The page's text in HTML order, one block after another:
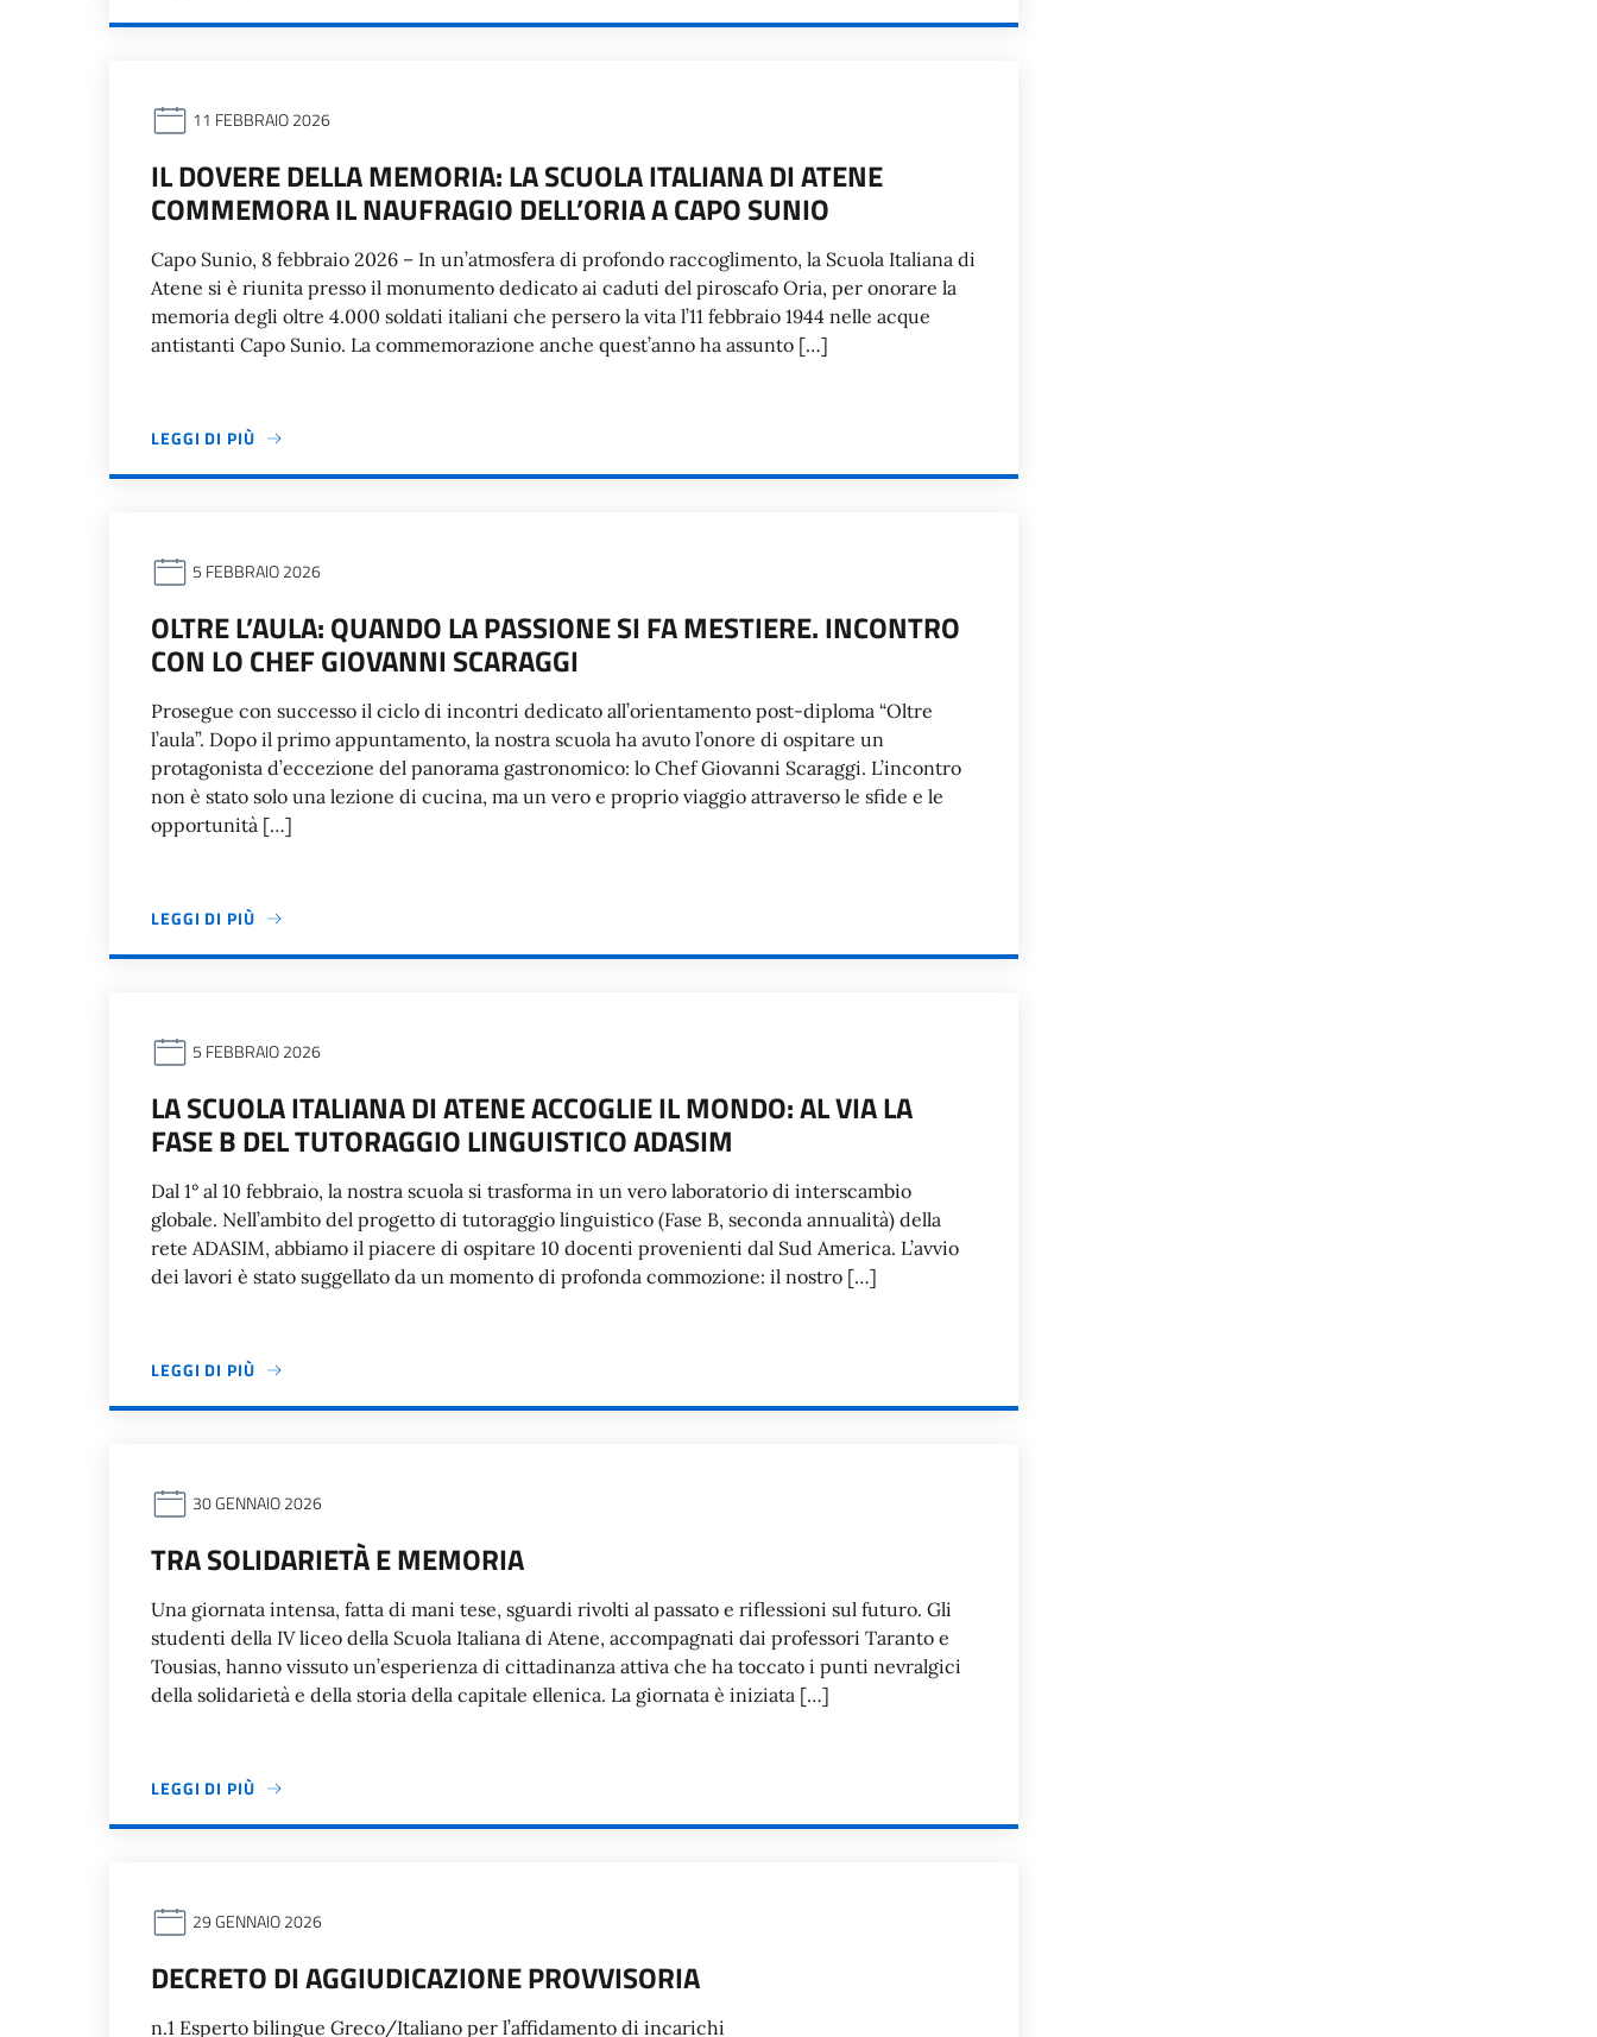
11 FEBBRAIO 2026
IL DOVERE DELLA MEMORIA: LA SCUOLA ITALIANA DI ATENE
COMMEMORA IL NAUFRAGIO DELL’ORIA A CAPO SUNIO
Capo Sunio, 8 febbraio 2026 – In un’atmosfera di profondo raccoglimento, la Scuola Italiana di
Atene si è riunita presso il monumento dedicato ai caduti del piroscafo Oria, per onorare la
memoria degli oltre 4.000 soldati italiani che persero la vita l’11 febbraio 1944 nelle acque
antistanti Capo Sunio. La commemorazione anche quest’anno ha assunto […]
LEGGI DI PIÙ
5 FEBBRAIO 2026
OLTRE L’AULA: QUANDO LA PASSIONE SI FA MESTIERE. INCONTRO
CON LO CHEF GIOVANNI SCARAGGI
Prosegue con successo il ciclo di incontri dedicato all’orientamento post-diploma “Oltre
l’aula”. Dopo il primo appuntamento, la nostra scuola ha avuto l’onore di ospitare un
protagonista d’eccezione del panorama gastronomico: lo Chef Giovanni Scaraggi. L’incontro
non è stato solo una lezione di cucina, ma un vero e proprio viaggio attraverso le sfide e le
opportunità […]
LEGGI DI PIÙ
5 FEBBRAIO 2026
LA SCUOLA ITALIANA DI ATENE ACCOGLIE IL MONDO: AL VIA LA
FASE B DEL TUTORAGGIO LINGUISTICO ADASIM
Dal 1° al 10 febbraio, la nostra scuola si trasforma in un vero laboratorio di interscambio
globale. Nell’ambito del progetto di tutoraggio linguistico (Fase B, seconda annualità) della
rete ADASIM, abbiamo il piacere di ospitare 10 docenti provenienti dal Sud America. L’avvio
dei lavori è stato suggellato da un momento di profonda commozione: il nostro […]
LEGGI DI PIÙ
30 GENNAIO 2026
TRA SOLIDARIETÀ E MEMORIA
Una giornata intensa, fatta di mani tese, sguardi rivolti al passato e riflessioni sul futuro. Gli
studenti della IV liceo della Scuola Italiana di Atene, accompagnati dai professori Taranto e
Tousias, hanno vissuto un’esperienza di cittadinanza attiva che ha toccato i punti nevralgici
della solidarietà e della storia della capitale ellenica. La giornata è iniziata […]
LEGGI DI PIÙ
29 GENNAIO 2026
DECRETO DI AGGIUDICAZIONE PROVVISORIA
n.1 Esperto bilingue Greco/Italiano per l’affidamento di incarichi